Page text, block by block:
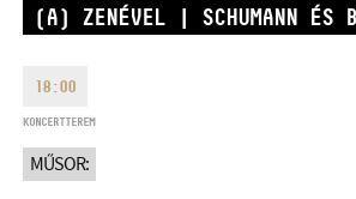
FAX
EMAIL
HÉTFŐ:
(A) ZENÉVEL | SCHUMANN ÉS
18:00
KONCERTTEREM
MŰSOR: